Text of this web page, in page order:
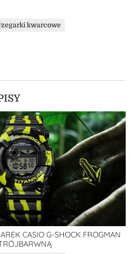
zegarki kwarcowe
CASIO G-SHOCK FROGMAN